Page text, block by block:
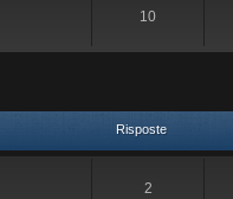
10
Risposte
2